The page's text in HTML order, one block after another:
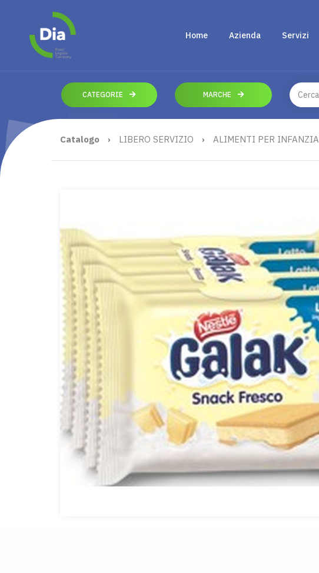
Home Azienda Servizi
CATEGORIE MARCHE
Catalogo › LIBERO SERVIZIO › ALIMENTI PER INFANZIA